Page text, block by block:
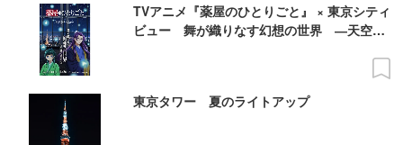
TVアニメ『薬屋のひとりごと』 × 東京シティ
ビュー 舞が織りなす幻想の世界 ―天空に
東京タワー 夏のライトアップ